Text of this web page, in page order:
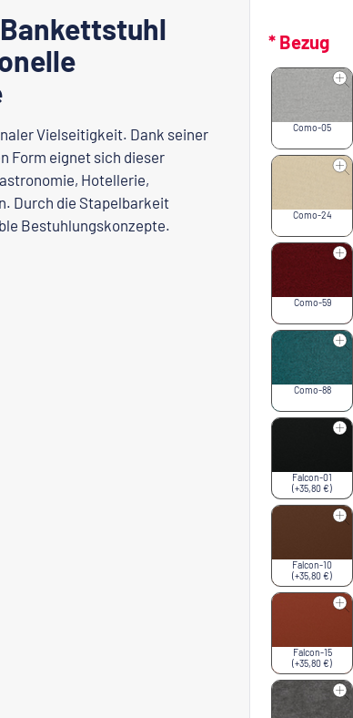
* Bezug
Como-05
Como-24
Como-59
Como-88
Falcon-01
(+35,80 €)
Falcon-10
(+35,80 €)
Falcon-15
(+35,80 €)
Vielseitigkeit. Dank seiner
Form eignet sich dieser
Hotellerie,
Durch die Stapelbarkeit
Bestuhlungskonzepte.